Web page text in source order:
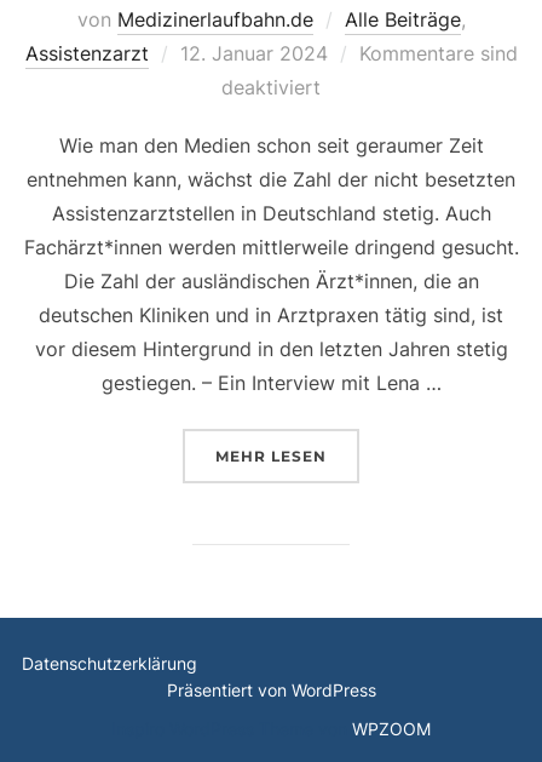
von Medizinerlaufbahn.de Alle Beiträge,
Assistenzarzt
Veröffentlicht
12. Januar 2024
Kommentare sind
deaktiviert
Wie man den Medien schon seit geraumer Zeit
entnehmen kann, wächst die Zahl der nicht besetzten
Assistenzarztstellen in Deutschland stetig. Auch
Fachärzt*innen werden mittlerweile dringend gesucht.
Die Zahl der ausländischen Ärzt*innen, die an
deutschen Kliniken und in Arztpraxen tätig sind, ist
vor diesem Hintergrund in den letzten Jahren stetig
gestiegen. – Ein Interview mit Lena …
MEHR ÜBER „INTERVIEW: JUNGE
LESEN
Datenschutzerklärung
Präsentiert von WordPress
WPZOOM